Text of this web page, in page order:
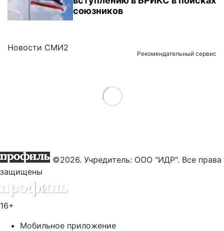
союзников
Новости СМИ2
Рекомендательный сервис
Load More
©2026. Учредитель: ООО "ИДР". Все права
защищены
16+
Мобильное приложение